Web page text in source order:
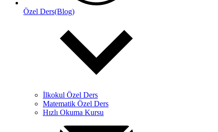
Özel Ders(Blog)
İlkokul Özel Ders
Matematik Özel Ders
Hızlı Okuma Kursu